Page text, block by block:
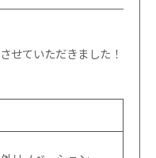
せていただきました！